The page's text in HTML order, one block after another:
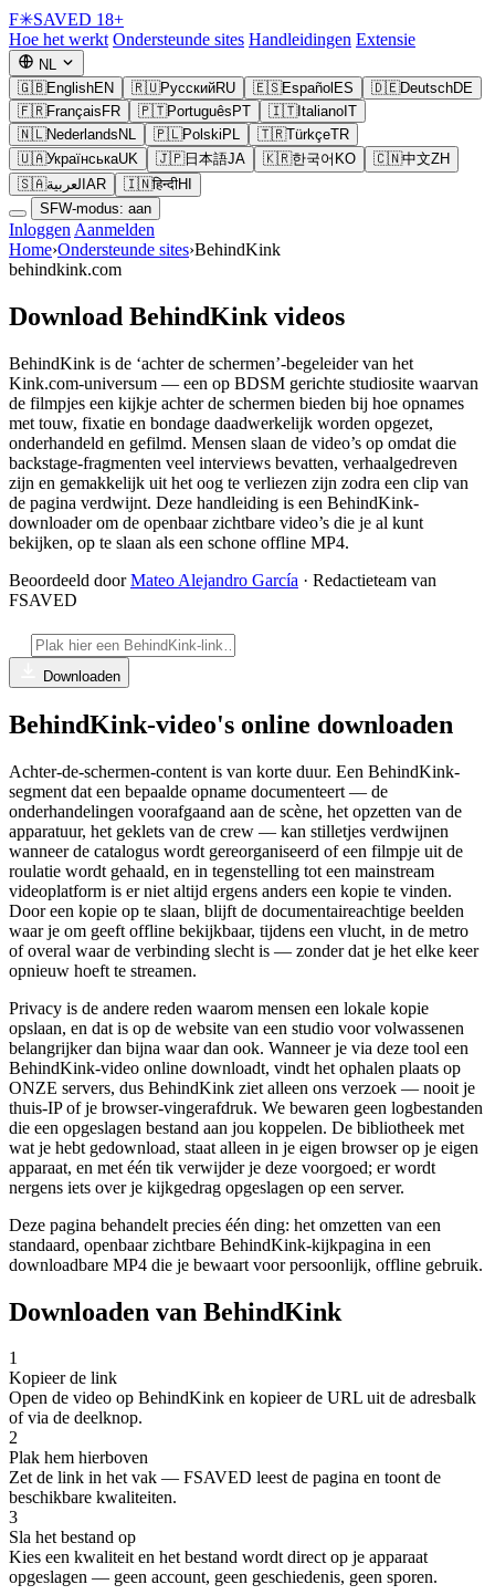
F✳SAVED 18+
Hoe het werkt Ondersteunde sites Handleidingen Extensie
NL
🇬🇧EnglishEN 🇷🇺РусскийRU 🇪🇸Español ES 🇩🇪DeutschDE
🇫🇷Français FR 🇵🇹Português PT 🇮🇹Italiano IT
🇳🇱Nederlands NL 🇵🇱Polski PL 🇹🇷TürkçeTR
🇺🇦УкраїнськаUK 🇯🇵日本語JA 🇰🇷한국어 KO 🇨🇳中文ZH
🇸🇦العربية AR 🇮🇳हिन्दीHI
SFW-modus: aan
Inloggen Aanmelden
Home›Ondersteunde sites›BehindKink
behindkink.com
Download BehindKink videos
BehindKink is de ‘achter de schermen’-begeleider van het
Kink.com-universum — een op BDSM gerichte studiosite waarvan
de filmpjes een kijkje achter de schermen bieden bij hoe opnames
met touw, fixatie en bondage daadwerkelijk worden opgezet,
onderhandeld en gefilmd. Mensen slaan de video’s op omdat die
backstage-fragmenten veel interviews bevatten, verhaalgedreven
zijn en gemakkelijk uit het oog te verliezen zijn zodra een clip van
de pagina verdwijnt. Deze handleiding is een BehindKink-
downloader om de openbaar zichtbare video’s die je al kunt
bekijken, op te slaan als een schone offline MP4.
Beoordeeld doorMateo Alejandro García · Redactieteam van
FSAVED
Downloaden
BehindKink-video's online downloaden
Achter-de-schermen-content is van korte duur. Een BehindKink-
segment dat een bepaalde opname documenteert — de
onderhandelingen voorafgaand aan de scène, het opzetten van de
apparatuur, het geklets van de crew — kan stilletjes verdwijnen
wanneer de catalogus wordt gereorganiseerd of een filmpje uit de
roulatie wordt gehaald, en in tegenstelling tot een mainstream
videoplatform is er niet altijd ergens anders een kopie te vinden.
Door een kopie op te slaan, blijft de documentaireachtige beelden
waar je om geeft offline bekijkbaar, tijdens een vlucht, in de metro
of overal waar de verbinding slecht is — zonder dat je het elke keer
opnieuw hoeft te streamen.
Privacy is de andere reden waarom mensen een lokale kopie
opslaan, en dat is op de website van een studio voor volwassenen
belangrijker dan bijna waar dan ook. Wanneer je via deze tool een
BehindKink-video online downloadt, vindt het ophalen plaats op
ONZE servers, dus BehindKink ziet alleen ons verzoek — nooit je
thuis-IP of je browser-vingerafdruk. We bewaren geen logbestanden
die een opgeslagen bestand aan jou koppelen. De bibliotheek met
wat je hebt gedownload, staat alleen in je eigen browser op je eigen
apparaat, en met één tik verwijder je deze voorgoed; er wordt
nergens iets over je kijkgedrag opgeslagen op een server.
Deze pagina behandelt precies één ding: het omzetten van een
standaard, openbaar zichtbare BehindKink-kijkpagina in een
downloadbare MP4 die je bewaart voor persoonlijk, offline gebruik.
Downloaden van BehindKink
1
Kopieer de link
Open de video op BehindKink en kopieer de URL uit de adresbalk
of via de deelknop.
2
Plak hem hierboven
Zet de link in het vak — FSAVED leest de pagina en toont de
beschikbare kwaliteiten.
3
Sla het bestand op
Kies een kwaliteit en het bestand wordt direct op je apparaat
opgeslagen — geen account, geen geschiedenis, geen sporen.